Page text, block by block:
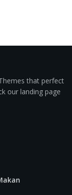
that perfect
our landing page